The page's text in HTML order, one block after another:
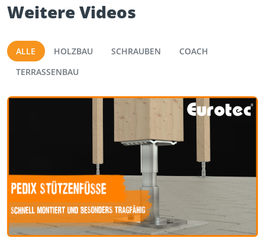
Weitere Videos
ALLE HOLZBAU SCHRAUBEN
COACH
TERRASSENBAU